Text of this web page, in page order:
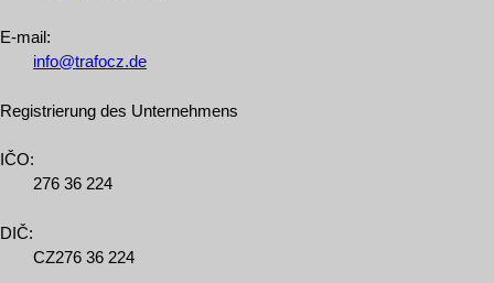
E-mail:
info@trafocz.de
Registrierung des Unternehmens
IČO:
276 36 224
DIČ:
CZ276 36 224